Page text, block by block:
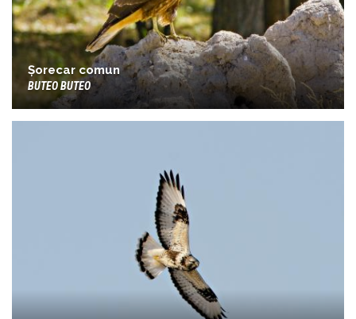
Șorecar comun
BUTEO BUTEO